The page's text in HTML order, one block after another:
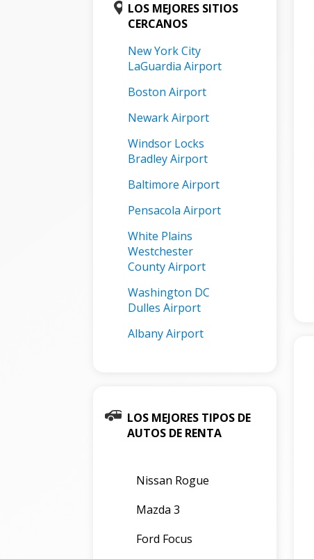
LOS MEJORES SITIOS
CERCANOS
New York City
LaGuardia Airport
Boston Airport
Newark Airport
Windsor Locks
Bradley Airport
Baltimore Airport
Pensacola Airport
White Plains
Westchester
County Airport
Washington DC
Dulles Airport
Albany Airport
LOS MEJORES TIPOS DE
AUTOS DE RENTA
Nissan Rogue
Mazda 3
Ford Focus